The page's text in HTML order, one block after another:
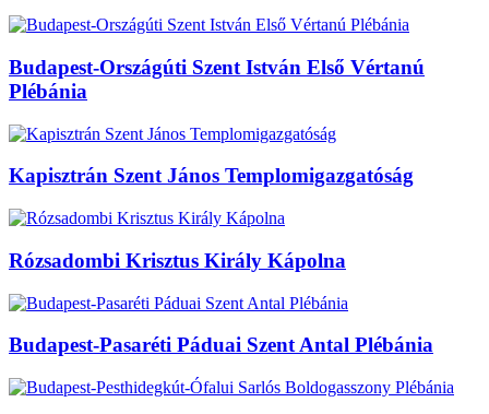
Budapest-Országúti Szent István Első Vértanú
Plébánia
Kapisztrán Szent János Templomigazgatóság
Rózsadombi Krisztus Király Kápolna
Budapest-Pasaréti Páduai Szent Antal Plébánia